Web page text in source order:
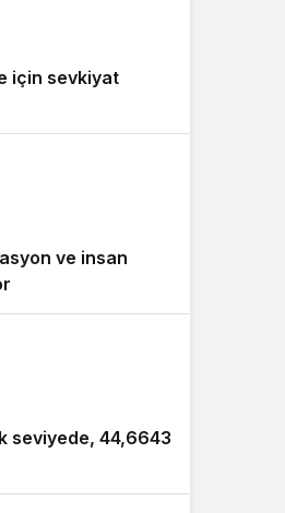
için sevkiyat
ve insan
seviyede, 44,6643